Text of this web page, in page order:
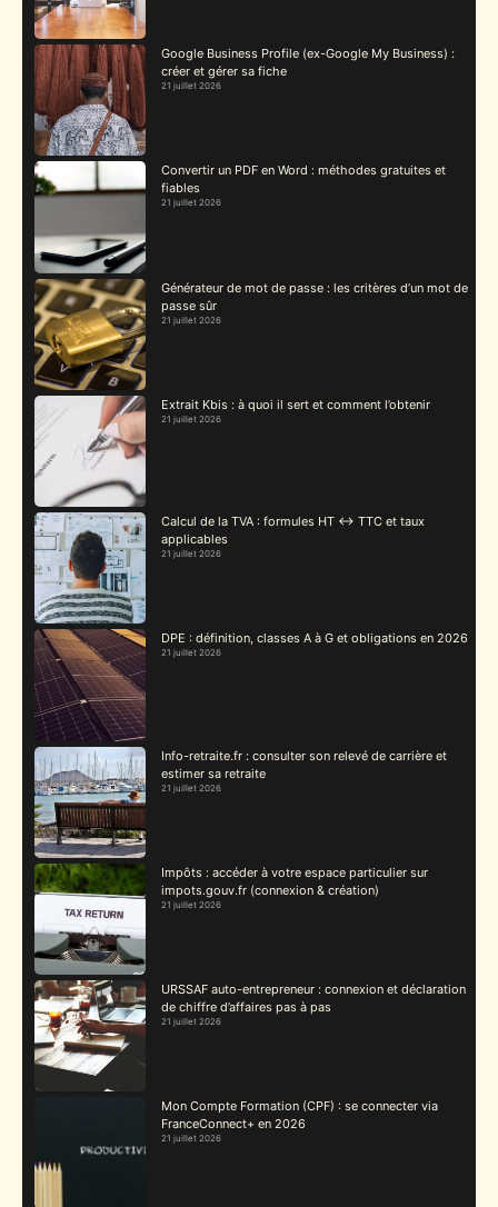
Google Business Profile (ex-Google My Business) :
créer et gérer sa fiche
21 juillet 2026
Convertir un PDF en Word : méthodes gratuites et
fiables
21 juillet 2026
Générateur de mot de passe : les critères d’un mot de
passe sûr
21 juillet 2026
Extrait Kbis : à quoi il sert et comment l’obtenir
21 juillet 2026
Calcul de la TVA : formules HT ↔ TTC et taux
applicables
21 juillet 2026
DPE : définition, classes A à G et obligations en 2026
21 juillet 2026
Info-retraite.fr : consulter son relevé de carrière et
estimer sa retraite
21 juillet 2026
Impôts : accéder à votre espace particulier sur
impots.gouv.fr (connexion & création)
21 juillet 2026
URSSAF auto-entrepreneur : connexion et déclaration
de chiffre d’affaires pas à pas
21 juillet 2026
Mon Compte Formation (CPF) : se connecter via
FranceConnect+ en 2026
21 juillet 2026